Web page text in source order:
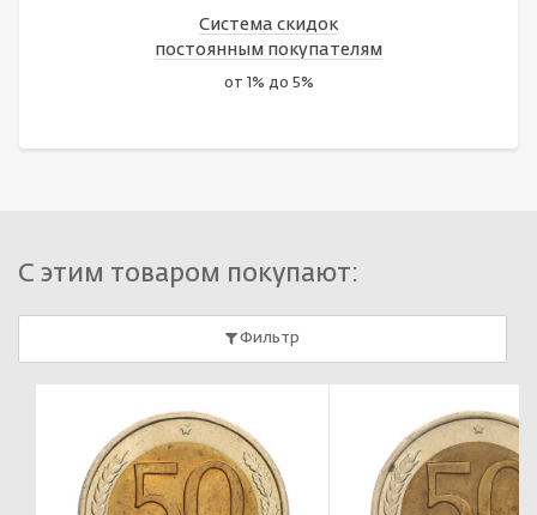
Система скидок
постоянным покупателям
от 1% до 5%
С этим товаром покупают:
Фильтр